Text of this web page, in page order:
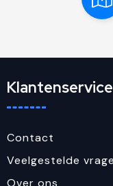
Klantenservice
Contact
Veelgestelde
Over ons